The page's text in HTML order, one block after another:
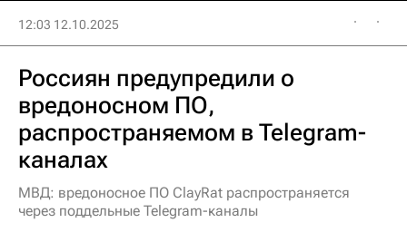
12:03 12.10.2025
Россиян предупредили о
вредоносном ПО,
распространяемом в Telegram-
каналах
МВД: вредоносное ПО ClayRat распространяется
через поддельные Telegram-каналы